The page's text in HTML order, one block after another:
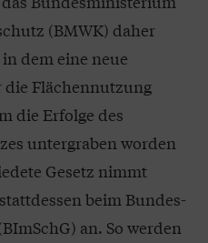
(BMWK) daher
dem eine neue
Flächennutzung
die Erfolge des
untergraben worden
Gesetz nimmt
beim Bundes-
an. So werden